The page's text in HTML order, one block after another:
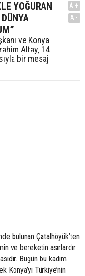
YOĞURAN
ve Konya
Altay, 14
bir mesaj
A+
A-
bulunan Çatalhöyük’ten
ve bereketin asırlardır
Bugün bu kadim
Türkiye’nin